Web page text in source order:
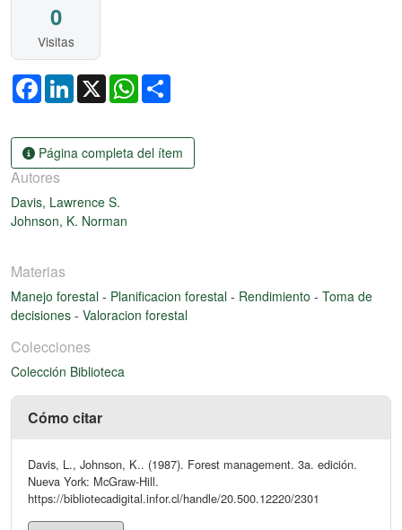
0
Visitas
FacebookLinkedIn
X WhatsApp
Página completa del ítem
Autores
Davis, Lawrence S.
Johnson, K. Norman
Materias
Manejo forestal - Planificacion forestal - Rendimiento - Toma de
decisiones - Valoracion forestal
Colecciones
Colección Biblioteca
Cómo citar
Davis, L., Johnson, K.. (1987). Forest management. 3a. edición.
Nueva York: McGraw-Hill.
https://bibliotecadigital.infor.cl/handle/20.500.12220/2301